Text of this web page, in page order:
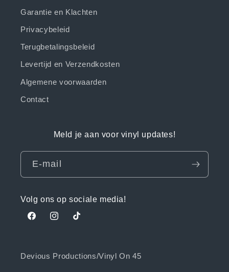
Garantie en Klachten
Privacybeleid
Terugbetalingsbeleid
Levertijd en Verzendkosten
Algemene voorwaarden
Contact
Meld je aan voor vinyl updates!
E‑mail
Volg ons op sociale media!
FacebookInstagramTikTok
Devious Productions/Vinyl On 45